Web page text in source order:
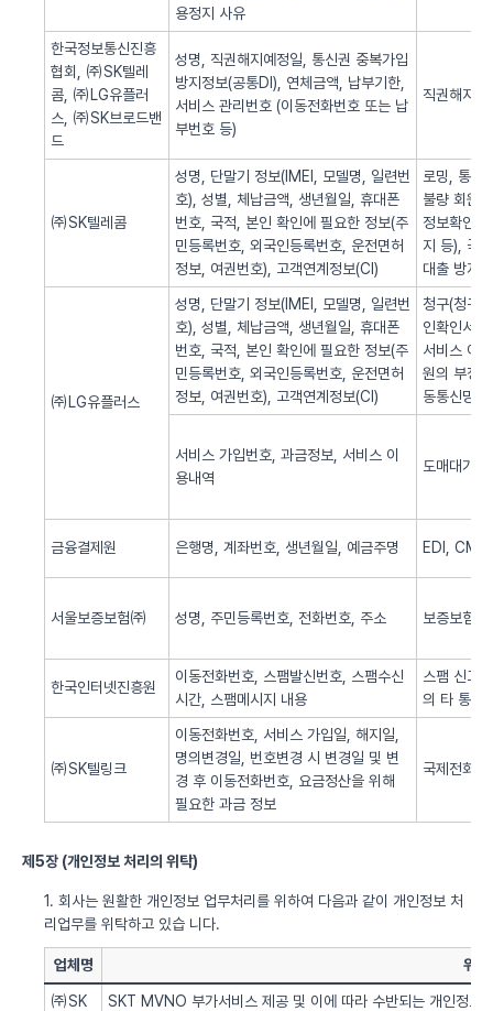
용정지 사유
한국정보통신진흥
협회, ㈜SK텔레
콤, ㈜LG유플러
스, ㈜SK브로드밴
드
성명, 직권해지예정일, 통신권 중복가입
방지정보(공통DI), 연체금액, 납부기한,
서비스 관리번호 (이동전화번호 또는 납
부번호 등)
직권해지
㈜SK텔레콤
성명, 단말기 정보(IMEI, 모델명, 일련번
호), 성별, 체납금액, 생년월일, 휴대폰
번호, 국적, 본인 확인에 필요한 정보(주
민등록번호, 외국인등록번호, 운전면허
정보, 여권번호), 고객연계정보(CI)
로밍, 통화
불량 회원
정보확인,
지 등), 국
대출 방지,
㈜LG유플러스
성명, 단말기 정보(IMEI, 모델명, 일련번
호), 성별, 체납금액, 생년월일, 휴대폰
번호, 국적, 본인 확인에 필요한 정보(주
민등록번호, 외국인등록번호, 운전면허
정보, 여권번호), 고객연계정보(CI)
청구(청구
인확인서
서비스 이
원의 부정
동통신망
서비스 가입번호, 과금정보, 서비스 이
용내역
도매대가
금융결제원 은행명, 계좌번호, 생년월일, 예금주명 EDI, CMS
서울보증보험㈜ 성명, 주민등록번호, 전화번호, 주소 보증보험
한국인터넷진흥원
이동전화번호, 스팸발신번호, 스팸수신
시간, 스팸메시지 내용
스팸 신고
의 타 통신
㈜SK텔링크
이동전화번호, 서비스 가입일, 해지일,
명의변경일, 번호변경 시 변경일 및 변
경 후 이동전화번호, 요금정산을 위해
필요한 과금 정보
국제전화
제5장 (개인정보 처리의 위탁)
1. 회사는 원활한 개인정보 업무처리를 위하여 다음과 같이 개인정보 처
리업무를 위탁하고 있습 니다.
업체명 위탁
㈜SK
SKT MVNO 부가서비스 제공 및 이에 따라 수반되는 개인정보